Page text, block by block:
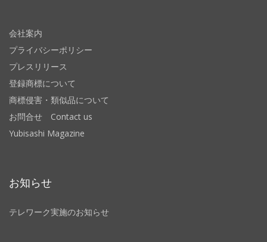
会社案内
プライバシーポリシー
プレスリリース
登録商標について
商標侵害・類似品について
お問合せ Contact us
Yubisashi Magazine
お知らせ
テレワーク実施のお知らせ